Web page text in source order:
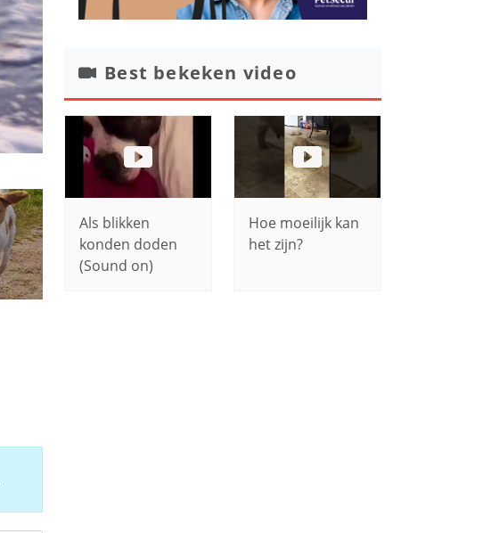
Best bekeken video
Als blikken
konden doden
(Sound on)
Hoe moeilijk kan
het zijn?